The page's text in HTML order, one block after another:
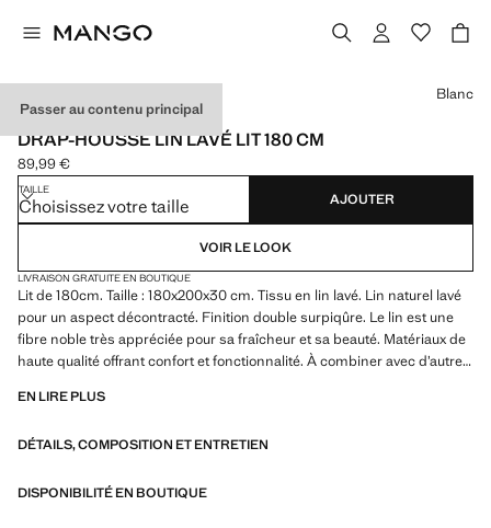
Passer au contenu principal
MADE IN PORTUGAL
DRAP-HOUSSE LIN LAVÉ LIT 180 CM
Prix actuel [89,99 € ]
89,99 €
Choisissez une couleur
Blanc
TAILLE
Choisissez votre taille AJOUTER
VOIR LE LOOK
LIVRAISON GRATUITE EN BOUTIQUE
Lit de 180cm. Taille : 180x200x30 cm. Tissu en lin lavé. Lin naturel lavé
pour un aspect décontracté. Finition double surpiqûre. Le lin est une
fibre noble très appréciée pour sa fraîcheur et sa beauté. Matériaux de
haute qualité offrant confort et fonctionnalité. À combiner avec d’autres
Gramaje del lino: 160. Es un tejido de peso medio, versátil y ofrece un
ligero para ser fresco y transpirable, pero también resistente para un
EN LIRE PLUS
DÉTAILS, COMPOSITION ET ENTRETIEN
DISPONIBILITÉ EN BOUTIQUE